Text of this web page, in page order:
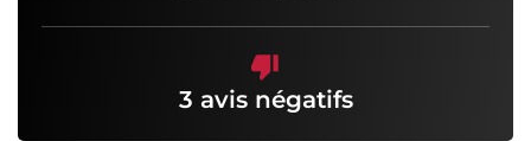
3 avis négatifs